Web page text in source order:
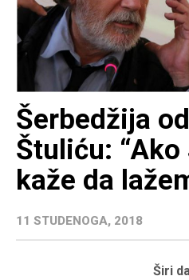
Šerbedžija
Štuliću:
kaže da
11 STUDENOGA, 2018
Širi